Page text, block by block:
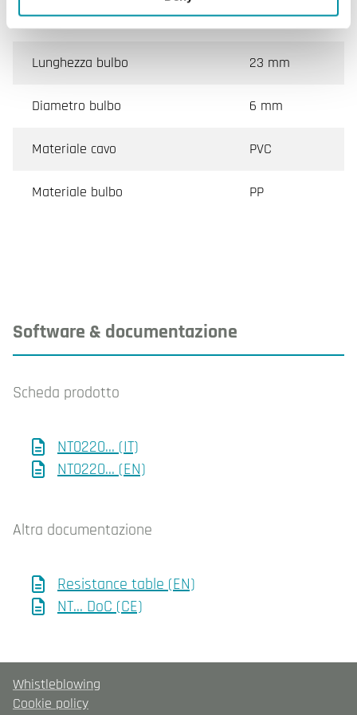
Grado di protezione IP67
Lunghezza bulbo 23 mm
Diametro bulbo 6 mm
Materiale cavo PVC
Materiale bulbo PP
Software & documentazione
Scheda prodotto
NT0220... (IT)
NT0220... (EN)
Altra documentazione
Resistance table (EN)
NT... DoC (CE)
Whistleblowing
Cookie policy